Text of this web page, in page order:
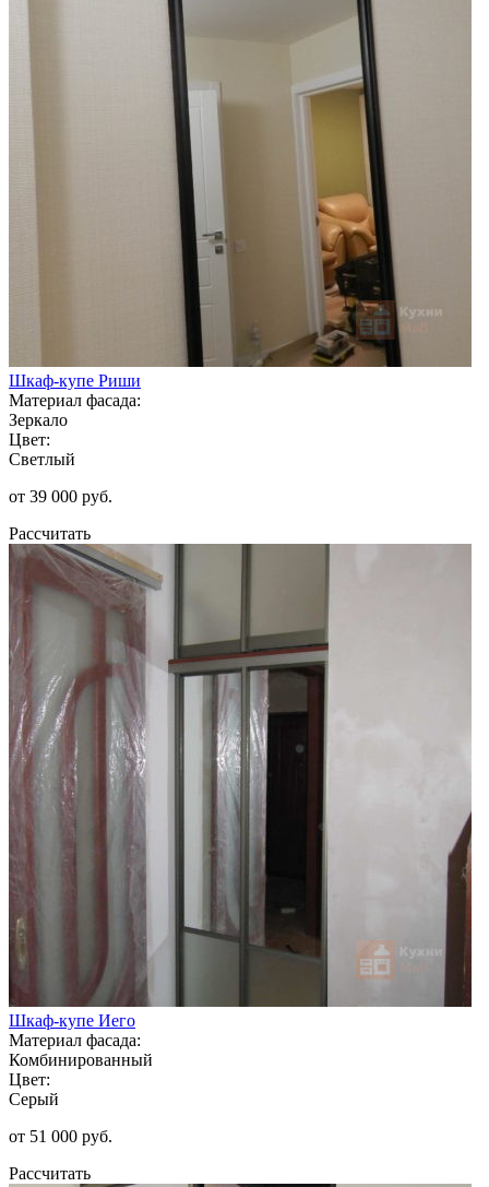
Шкаф-купе Риши
Материал фасада:
Зеркало
Цвет:
Светлый
от 39 000 руб.
Рассчитать
Шкаф-купе Иего
Материал фасада:
Комбинированный
Цвет:
Серый
от 51 000 руб.
Рассчитать